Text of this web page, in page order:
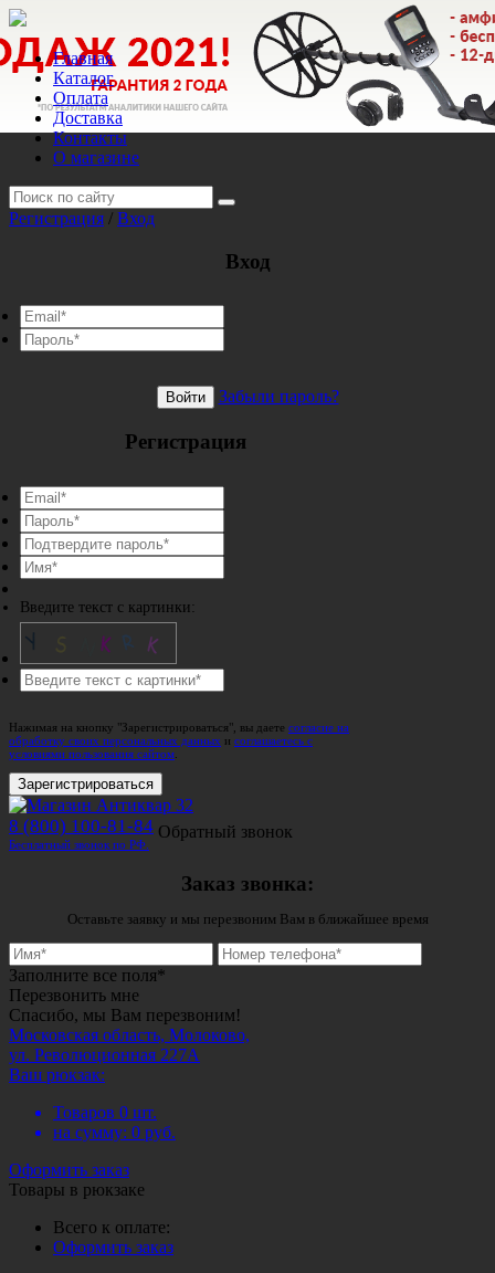
Главная
Каталог
Оплата
Доставка
Контакты
О магазине
Регистрация / Вход
Вход
Войти Забыли пароль?
Регистрация
Введите текст с картинки:
Нажимая на кнопку "Зарегистрироваться", вы даете согласие на
обработку своих персональных данных и соглашаетесь с
условиями пользования сайтом
Зарегистрироваться
8 (800) 100-81-84
Бесплатный звонок по РФ.
Обратный звонок
Заказ звонка:
Оставьте заявку и мы перезвоним Вам в ближайшее время
Заполните все поля*
Перезвонить мне
Спасибо, мы Вам перезвоним!
Московская область, Молоково,
ул. Революционная 227А
Ваш рюкзак:
Товаров 0 шт.
на сумму: 0 руб.
Оформить заказ
Товары в рюкзаке
Всего к оплате:
Оформить заказ